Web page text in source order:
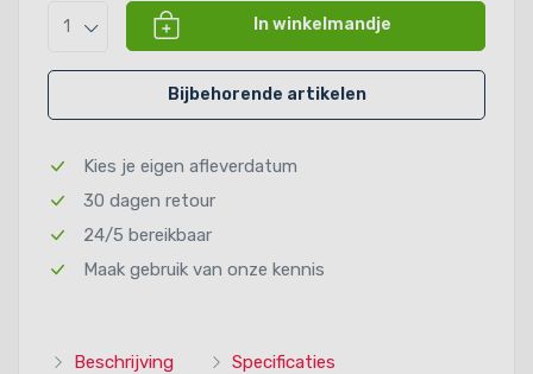
1 In winkelmandje
Bijbehorende artikelen
Kies je eigen afleverdatum
30 dagen retour
24/5 bereikbaar
Maak gebruik van onze kennis
Beschrijving
Specificaties